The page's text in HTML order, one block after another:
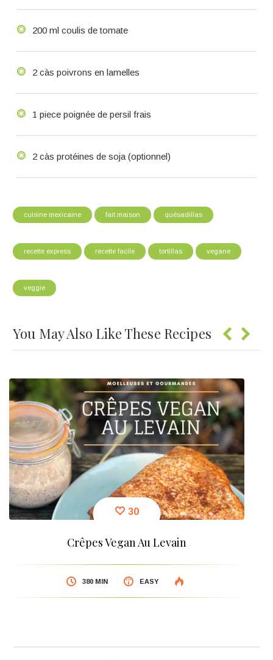
200 ml coulis de tomate
2 càs poivrons en lamelles
1 piece poignée de persil frais
2 càs protéines de soja (optionnel)
cuisine mexicaine fait maison quésadillas
recette express recette facile tortillas vegane
veggie
You May Also Like These Recipes
30
Crêpes Vegan Au Levain
380 MIN EASY